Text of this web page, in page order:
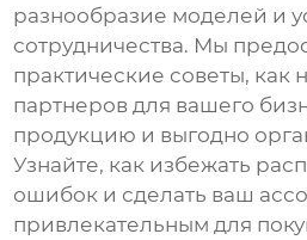
разнообразие моделей и
сотрудничества. Мы
практические советы, как
партнеров для вашего
продукцию и выгодно
Узнайте, как избежать
ошибок и сделать ваш
привлекательным для